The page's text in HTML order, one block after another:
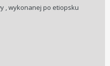
, wykonanej po etiopsku